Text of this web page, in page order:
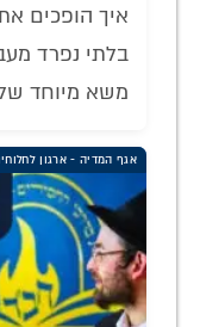
איך הופכים
בלתי נפרד
משא מיוחד
אגף המדיה - ארגון